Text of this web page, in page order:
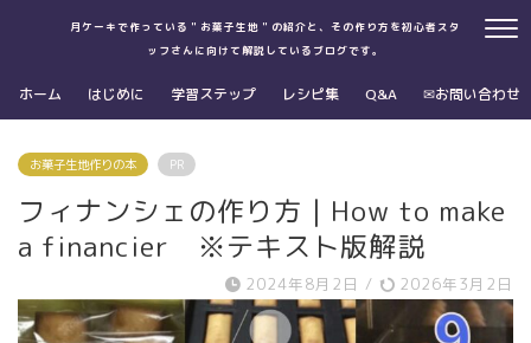
月ケーキで作っている＂お菓子生地＂の紹介と、その作り方を初心者スタ
ッフさんに向けて解説しているブログです。
ホーム はじめに 学習ステップ レシピ集 Q&A ✉お問い合わせ
お菓子生地作りの本 PR
フィナンシェの作り方｜How to make
a financier ※テキスト版解説
2024年8月2日 / 2026年3月2日